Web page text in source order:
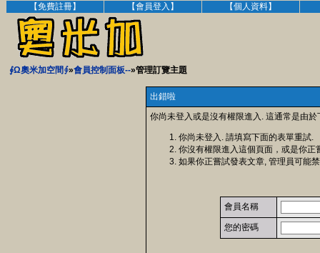
【免費註冊】 【會員登入】 【個人資料】
∮Ω奧米加空間∮»會員控制面板--»管理訂覽主題
出錯啦
你尚未登入或是沒有權限進入. 這通常是由於
你尚未登入. 請填寫下面的表單重試.
你沒有權限進入這個頁面，或是你
如果你正嘗試發表文章, 管理員可能
會員名稱
您的密碼